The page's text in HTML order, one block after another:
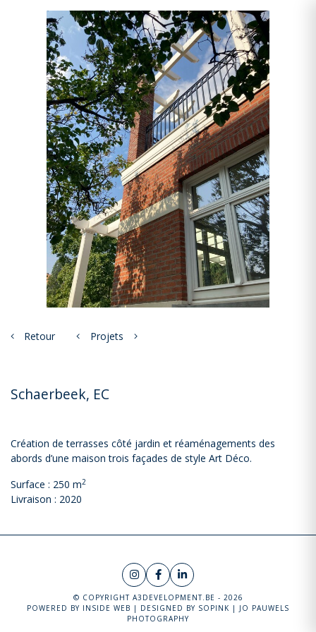
Retour Projets
Schaerbeek, EC
Création de terrasses côté jardin et réaménagements des
abords d’une maison trois façades de style Art Déco.
Surface : 250 m2
Livraison : 2020
© COPYRIGHT A3DEVELOPMENT.BE - 2026
POWERED BY INSIDE WEB | DESIGNED BY SOPINK | JO PAUWELS
PHOTOGRAPHY